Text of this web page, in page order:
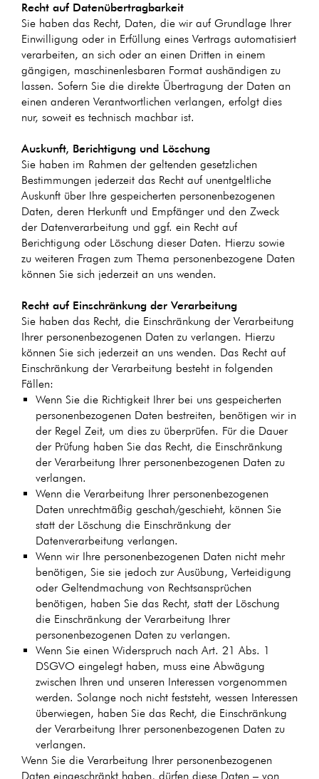
Recht auf Daten­übertrag­barkeit
Sie haben das Recht, Daten, die wir auf Grundlage Ihrer
Einwilligung oder in Erfüllung eines Vertrags automatisiert
verarbeiten, an sich oder an einen Dritten in einem
gängigen, maschinenlesbaren Format aushändigen zu
lassen. Sofern Sie die direkte Übertragung der Daten an
einen anderen Verantwortlichen verlangen, erfolgt dies
nur, soweit es technisch machbar ist.
Auskunft, Berichtigung und Löschung
Sie haben im Rahmen der geltenden gesetzlichen
Bestimmungen jederzeit das Recht auf unentgeltliche
Auskunft über Ihre gespeicherten personenbezogenen
Daten, deren Herkunft und Empfänger und den Zweck
der Datenverarbeitung und ggf. ein Recht auf
Berichtigung oder Löschung dieser Daten. Hierzu sowie
zu weiteren Fragen zum Thema personenbezogene Daten
können Sie sich jederzeit an uns wenden.
Recht auf Einschränkung der Verarbeitung
Sie haben das Recht, die Einschränkung der Verarbeitung
Ihrer personenbezogenen Daten zu verlangen. Hierzu
können Sie sich jederzeit an uns wenden. Das Recht auf
Einschränkung der Verarbeitung besteht in folgenden
Fällen:
Wenn Sie die Richtigkeit Ihrer bei uns gespeicherten
personenbezogenen Daten bestreiten, benötigen wir in
der Regel Zeit, um dies zu überprüfen. Für die Dauer
der Prüfung haben Sie das Recht, die Einschränkung
der Verarbeitung Ihrer personenbezogenen Daten zu
verlangen.
Wenn die Verarbeitung Ihrer personenbezogenen
Daten unrechtmäßig geschah/geschieht, können Sie
statt der Löschung die Einschränkung der
Datenverarbeitung verlangen.
Wenn wir Ihre personenbezogenen Daten nicht mehr
benötigen, Sie sie jedoch zur Ausübung, Verteidigung
oder Geltendmachung von Rechtsansprüchen
benötigen, haben Sie das Recht, statt der Löschung
die Einschränkung der Verarbeitung Ihrer
personenbezogenen Daten zu verlangen.
Wenn Sie einen Widerspruch nach Art. 21 Abs. 1
DSGVO eingelegt haben, muss eine Abwägung
zwischen Ihren und unseren Interessen vorgenommen
werden. Solange noch nicht feststeht, wessen Interessen
überwiegen, haben Sie das Recht, die Einschränkung
der Verarbeitung Ihrer personenbezogenen Daten zu
verlangen.
Wenn Sie die Verarbeitung Ihrer personenbezogenen
Daten eingeschränkt haben, dürfen diese Daten – von